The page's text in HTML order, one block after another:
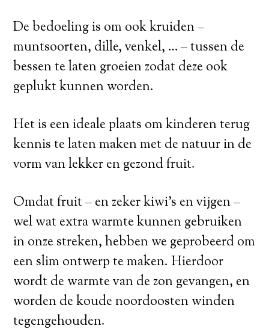
De bedoeling is om ook kruiden –
muntsoorten, dille, venkel, … – tussen de
bessen te laten groeien zodat deze ook
geplukt kunnen worden.
Het is een ideale plaats om kinderen terug
kennis te laten maken met de natuur in de
vorm van lekker en gezond fruit.
Omdat fruit – en zeker kiwi’s en vijgen –
wel wat extra warmte kunnen gebruiken
in onze streken, hebben we geprobeerd om
een slim ontwerp te maken. Hierdoor
wordt de warmte van de zon gevangen, en
worden de koude noordoosten winden
tegengehouden.